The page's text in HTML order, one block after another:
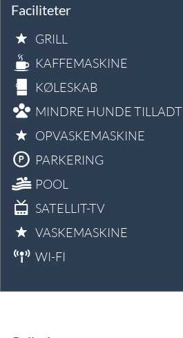
Faciliteter
GRILL
KAFFEMASKINE
KØLESKAB
MINDRE HUNDE TILLADT
OPVASKEMASKINE
PARKERING
POOL
SATELLIT-TV
VASKEMASKINE
WI-FI